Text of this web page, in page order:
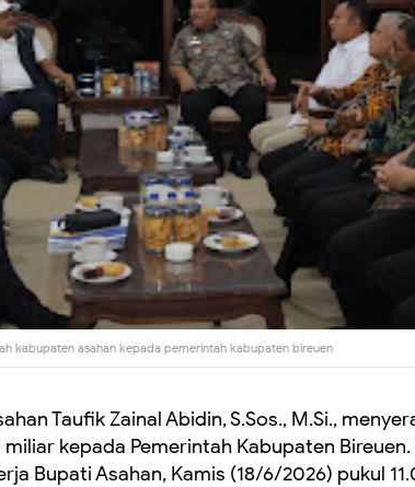
kabupaten asahan kepada pemerintah kabupaten bireuen
Taufik Zainal Abidin, S.Sos., M.Si.,
kepada Pemerintah Kabupaten Bireuen.
Bupati Asahan, Kamis (18/6/2026) pukul